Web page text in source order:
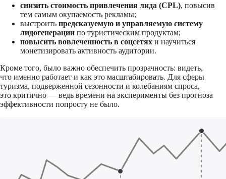
снизить стоимость привлечения лида (CPL), повысив
тем самым окупаемость рекламы;
выстроить предсказуемую и управляемую систему
лидогенерации по туристическим продуктам;
повысить вовлеченность в соцсетях и научиться
монетизировать активность аудитории.
Кроме того, было важно обеспечить прозрачность: видеть,
что именно работает и как это масштабировать. Для сферы
туризма, подверженной сезонности и колебаниям спроса,
это критично — ведь времени на эксперименты без прогноза
эффективности попросту не было.